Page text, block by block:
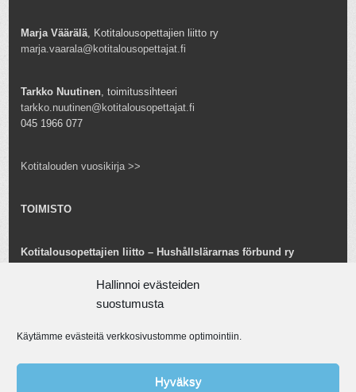
Hallinnoi evästeiden
suostumusta
Käytämme evästeitä verkkosivustomme optimointiin.
Hyväksy
Marja Väärälä , Kotitalousopettajien liitto ry
marja.vaarala@kotitalousopettajat.fi
Tarkko Nuutinen , toimitussihteeri
tarkko.nuutinen@kotitalousopettajat.fi
045 1966 077
Kotitalouden vuosikirja >>
TOIMISTO
Kotitalousopettajien liitto – Hushållslärarnas förbund ry
toimisto@kotitalousopettajat.fi
Tarkko Nuutinen
tarkko.nuutinen@kotitalousopettajat.fi